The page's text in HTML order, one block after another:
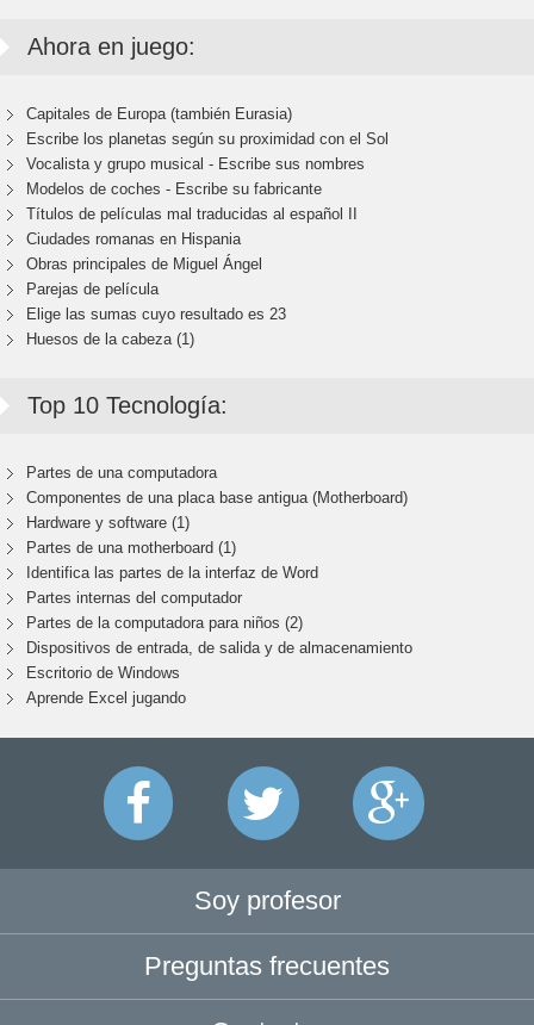
Ahora en juego:
Capitales de Europa (también Eurasia)
Escribe los planetas según su proximidad con el Sol
Vocalista y grupo musical - Escribe sus nombres
Modelos de coches - Escribe su fabricante
Títulos de películas mal traducidas al español II
Ciudades romanas en Hispania
Obras principales de Miguel Ángel
Parejas de película
Elige las sumas cuyo resultado es 23
Huesos de la cabeza (1)
Top 10 Tecnología:
Partes de una computadora
Componentes de una placa base antigua (Motherboard)
Hardware y software (1)
Partes de una motherboard (1)
Identifica las partes de la interfaz de Word
Partes internas del computador
Partes de la computadora para niños (2)
Dispositivos de entrada, de salida y de almacenamiento
Escritorio de Windows
Aprende Excel jugando
Soy profesor
Preguntas frecuentes